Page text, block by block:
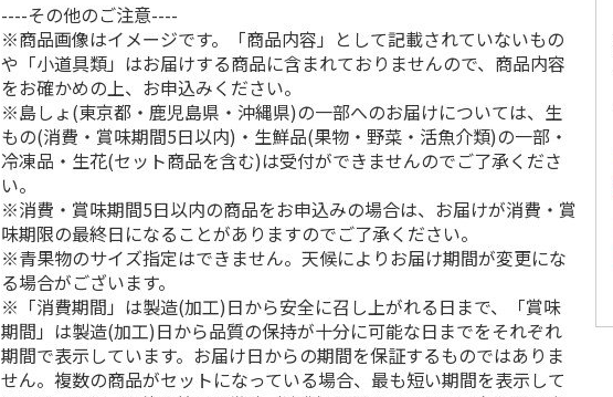
----その他のご注意----
※商品画像はイメージです。「商品内容」として記載されていないもの
や「小道具類」はお届けする商品に含まれておりませんので、商品内容
をお確かめの上、お申込みください。
※島しょ(東京都・鹿児島県・沖縄県)の一部へのお届けについては、生
もの(消費・賞味期間5日以内)・生鮮品(果物・野菜・活魚介類)の一部・
冷凍品・生花(セット商品を含む)は受付ができませんのでご了承くださ
い。
※消費・賞味期間5日以内の商品をお申込みの場合は、お届けが消費・賞
味期限の最終日になることがありますのでご了承ください。
※青果物のサイズ指定はできません。天候によりお届け期間が変更にな
る場合がございます。
※「消費期間」は製造(加工)日から安全に召し上がれる日まで、「賞味
期間」は製造(加工)日から品質の保持が十分に可能な日までをそれぞれ
期間で表示しています。お届け日からの期間を保証するものではありま
せん。複数の商品がセットになっている場合、最も短い期間を表示して